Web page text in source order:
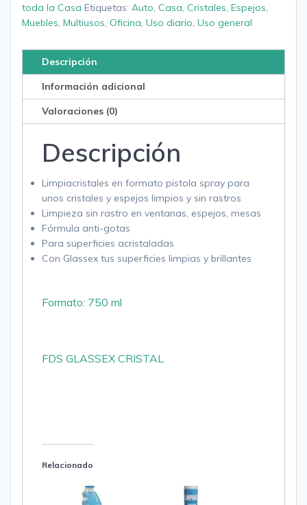
toda la Casa Etiquetas: Auto, Casa, Cristales, Espejos,
Muebles, Multiusos, Oficina, Uso diario, Uso general
Descripción
Información adicional
Valoraciones (0)
Descripción
Limpiacristales en formato pistola spray para
unos cristales y espejos limpios y sin rastros
Limpieza sin rastro en ventanas, espejos, mesas
Fórmula anti-gotas
Para superficies acristaladas
Con Glassex tus superficies limpias y brillantes
Formato: 750 ml
FDS GLASSEX CRISTAL
Relacionado